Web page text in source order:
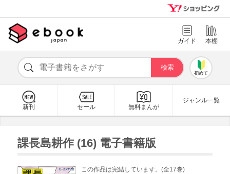
ガイド 本棚
初めて
新刊 セール 無料まんが
ジャンル一覧
課長島耕作 (16) 電子書籍版
この作品は完結しています。(全17巻)